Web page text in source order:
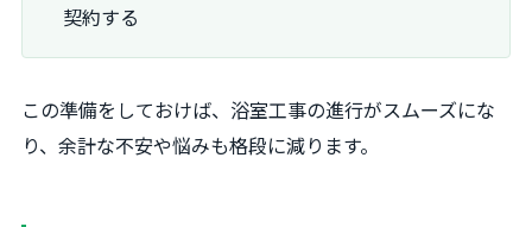
契約する
この準備をしておけば、浴室工事の進行がスムーズにな
り、余計な不安や悩みも格段に減ります。